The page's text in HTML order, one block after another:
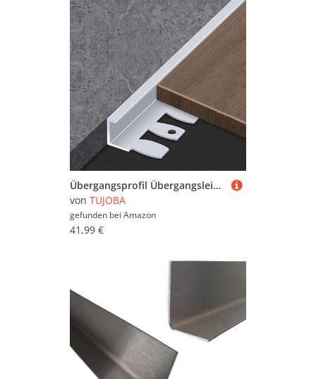
Übergangsprofil Übergangsleiste Holz-Fliesenboden Biegbar, 3 Stück Nahtlose Verbindungsleisten/Kantenleisten für Die Küche, Lückenschlussabdeckung für Homeoffice (Color : Silver)
von TUJOBA
gefunden bei Amazon
41,99 €